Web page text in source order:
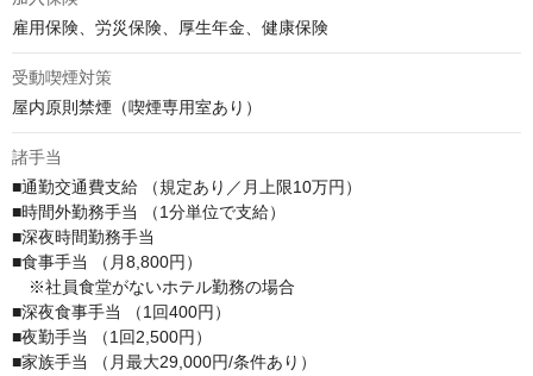
雇用保険、労災保険、厚生年金、健康保険
受動喫煙対策
屋内原則禁煙（喫煙専用室あり）
諸手当
■通勤交通費支給 （規定あり／月上限10万円）
■時間外勤務手当 （1分単位で支給）
■深夜時間勤務手当
■食事手当 （月8,800円）
※社員食堂がないホテル勤務の場合
■深夜食事手当 （1回400円）
■夜勤手当 （1回2,500円）
■家族手当 （月最大29,000円/条件あり）